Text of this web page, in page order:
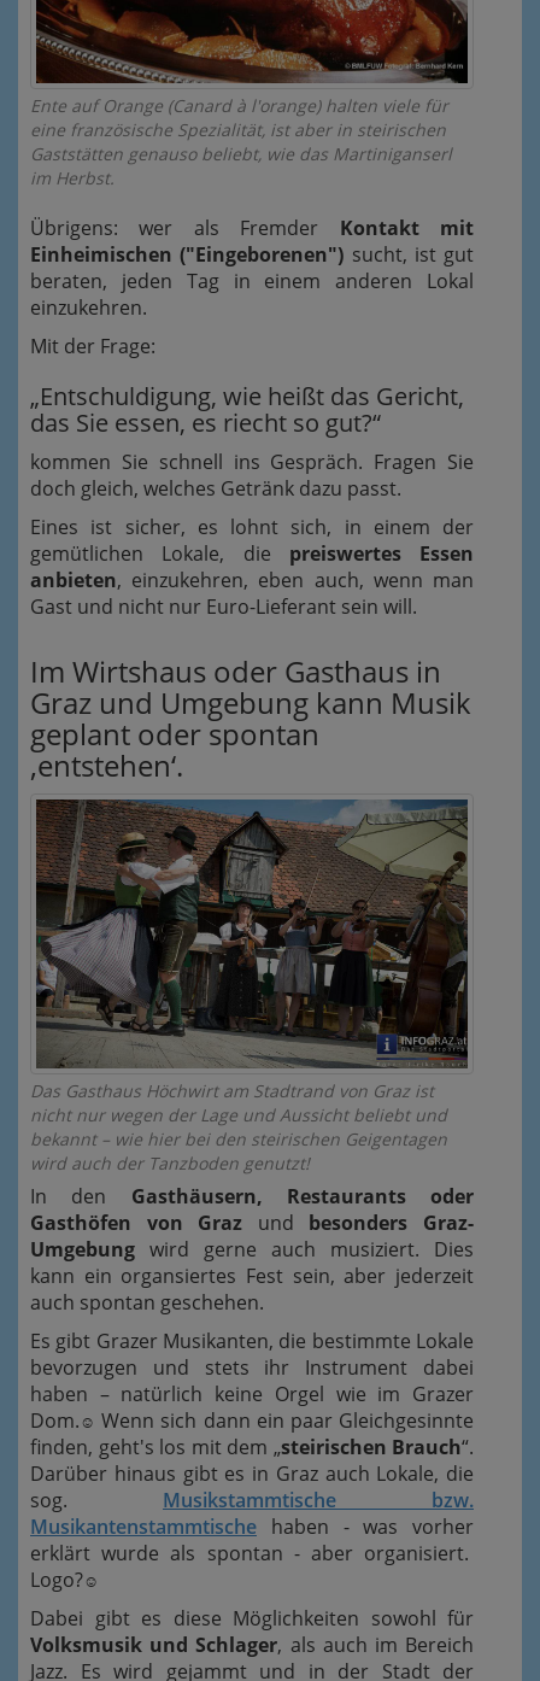
Ente auf Orange (Canard à l'orange) halten viele für
eine französische Spezialität, ist aber in steirischen
Gaststätten genauso beliebt, wie das Martiniganserl
im Herbst.
Übrigens: wer als Fremder Kontakt mit
Einheimischen ("Eingeborenen") sucht, ist gut
beraten, jeden Tag in einem anderen Lokal
einzukehren.
Mit der Frage:
„Entschuldigung, wie heißt das Gericht,
das Sie essen, es riecht so gut?“
kommen Sie schnell ins Gespräch. Fragen Sie
doch gleich, welches Getränk dazu passt.
Eines ist sicher, es lohnt sich, in einem der
gemütlichen Lokale, die preiswertes Essen
anbieten, einzukehren, eben auch, wenn man
Gast und nicht nur Euro-Lieferant sein will.
Im Wirtshaus oder Gasthaus in
Graz und Umgebung kann Musik
geplant oder spontan
‚entstehen‘.
Das Gasthaus Höchwirt am Stadtrand von Graz ist
nicht nur wegen der Lage und Aussicht beliebt und
bekannt – wie hier bei den steirischen Geigentagen
wird auch der Tanzboden genutzt!
In den Gasthäusern, Restaurants oder
Gasthöfen von Graz und besonders Graz-
Umgebung wird gerne auch musiziert. Dies
kann ein organsiertes Fest sein, aber jederzeit
auch spontan geschehen.
Es gibt Grazer Musikanten, die bestimmte Lokale
bevorzugen und stets ihr Instrument dabei
haben – natürlich keine Orgel wie im Grazer
Dom. ☺ Wenn sich dann ein paar Gleichgesinnte
finden, geht's los mit dem „steirischen Brauch“.
Darüber hinaus gibt es in Graz auch Lokale, die
sog. Musikstammtische bzw.
Musikantenstammtische haben - was vorher
erklärt wurde als spontan - aber organisiert.
Logo?☺
Dabei gibt es diese Möglichkeiten sowohl für
Volksmusik und Schlager, als auch im Bereich
Jazz. Es wird gejammt und in der Stadt der